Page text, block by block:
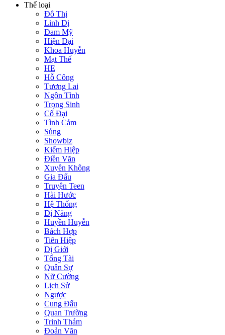
Thể loại
Đô Thị
Linh Dị
Đam Mỹ
Hiện Đại
Khoa Huyễn
Mạt Thế
HE
Hỗ Công
Tương Lai
Ngôn Tình
Trọng Sinh
Cổ Đại
Tình Cảm
Sủng
Showbiz
Kiếm Hiệp
Điền Văn
Xuyên Không
Gia Đấu
Truyện Teen
Hài Hước
Hệ Thống
Dị Năng
Huyền Huyễn
Bách Hợp
Tiên Hiệp
Dị Giới
Tổng Tài
Quân Sự
Nữ Cường
Lịch Sử
Ngược
Cung Đấu
Quan Trường
Trinh Thám
Đoản Văn